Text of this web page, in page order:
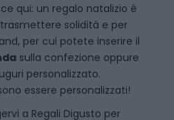
qui: un regalo natalizio è
solidità e per
per cui potete inserire il
sulla confezione oppure
personalizzato.
essere personalizzati!
a Regali Digusto per